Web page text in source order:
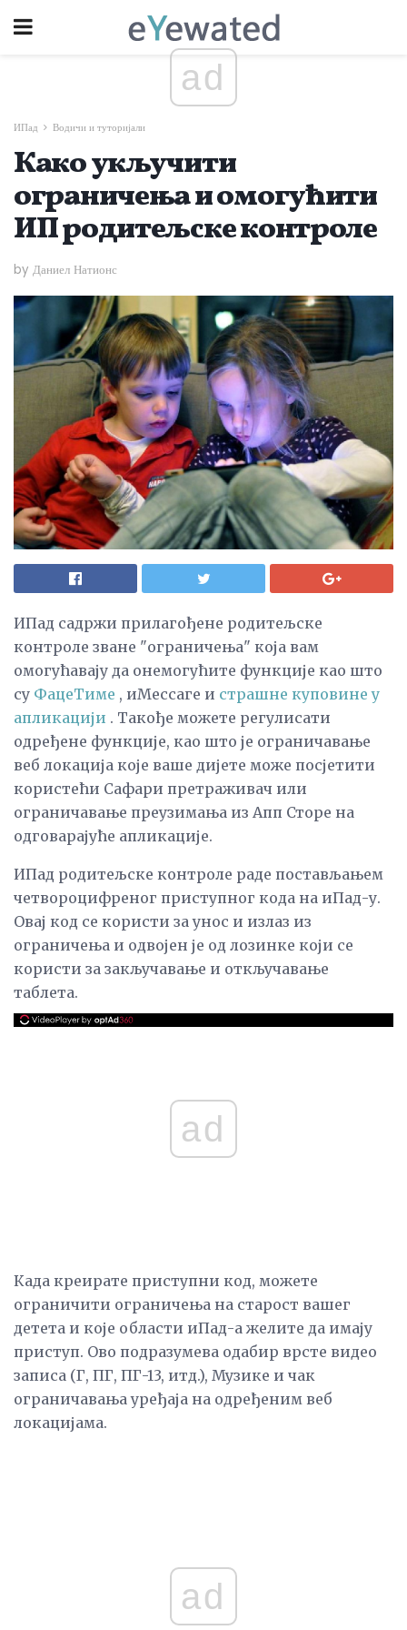
ad
ИПад Водичи и туторијали
Како укључити
ограничења и омогућити
ИП родитељске контроле
by Даниел Натионс
ИПад садржи прилагођене родитељске
контроле зване "ограничења" која вам
омогућавају да онемогућите функције као што
су ФацеТиме , иМессаге и страшне куповине у
апликацији . Такође можете регулисати
одређене функције, као што је ограничавање
веб локација које ваше дијете може посјетити
користећи Сафари претраживач или
ограничавање преузимања из Апп Сторе на
одговарајуће апликације.
ИПад родитељске контроле раде постављањем
четвороцифреног приступног кода на иПад-у.
Овај код се користи за унос и излаз из
ограничења и одвојен је од лозинке који се
користи за закључавање и откључавање
таблета.
ad
Када креирате приступни код, можете
ограничити ограничења на старост вашег
детета и које области иПад-а желите да имају
приступ. Ово подразумева одабир врсте видео
записа (Г, ПГ, ПГ-13, итд.), Музике и чак
ограничавања уређаја на одређеним веб
локацијама.
ad